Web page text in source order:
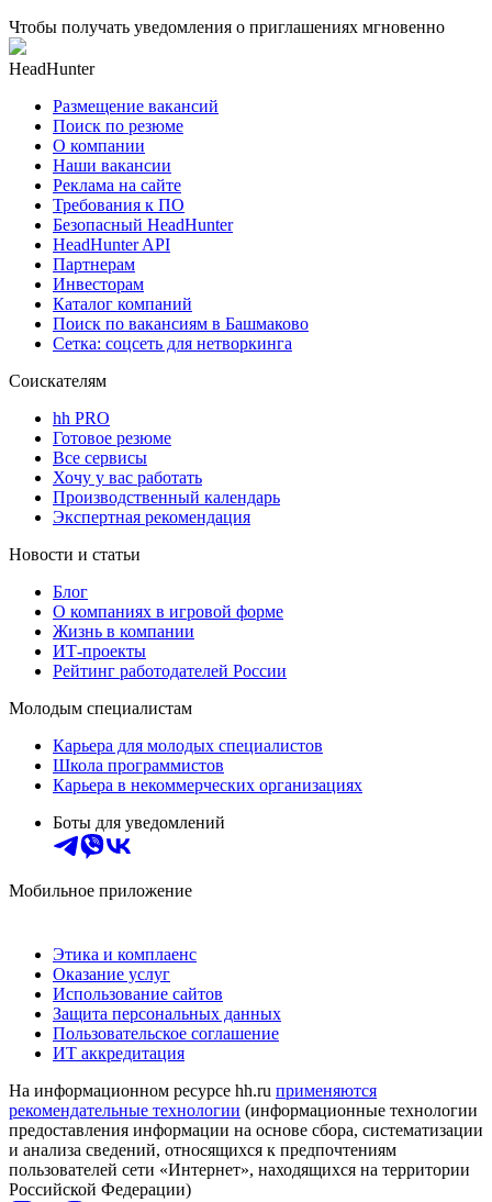
Чтобы получать уведомления о приглашениях мгновенно
HeadHunter
Размещение вакансий
Поиск по резюме
О компании
Наши вакансии
Реклама на сайте
Требования к ПО
Безопасный HeadHunter
HeadHunter API
Партнерам
Инвесторам
Каталог компаний
Поиск по вакансиям в Башмаково
Сетка: соцсеть для нетворкинга
Соискателям
hh PRO
Готовое резюме
Все сервисы
Хочу у вас работать
Производственный календарь
Экспертная рекомендация
Новости и статьи
Блог
О компаниях в игровой форме
Жизнь в компании
ИТ-проекты
Рейтинг работодателей России
Молодым специалистам
Карьера для молодых специалистов
Школа программистов
Карьера в некоммерческих организациях
Боты для уведомлений
Мобильное приложение
Этика и комплаенс
Оказание услуг
Использование сайтов
Защита персональных данных
Пользовательское соглашение
ИТ аккредитация
На информационном ресурсе hh.ru применяются
рекомендательные технологии (информационные технологии
предоставления информации на основе сбора, систематизации
и анализа сведений, относящихся к предпочтениям
пользователей сети «Интернет», находящихся на территории
Российской Федерации)